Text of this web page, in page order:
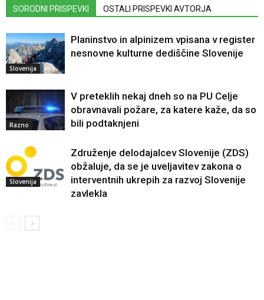
SORODNI PRISPEVKI OSTALI PRISPEVKI AVTORJA
Slovenija
Planinstvo in alpinizem vpisana v register
nesnovne kulturne dediščine Slovenije
Razno
V preteklih nekaj dneh so na PU Celje
obravnavali požare, za katere kaže, da so
bili podtaknjeni
Slovenija
Združenje delodajalcev Slovenije (ZDS)
obžaluje, da se je uveljavitev zakona o
interventnih ukrepih za razvoj Slovenije
zavlekla